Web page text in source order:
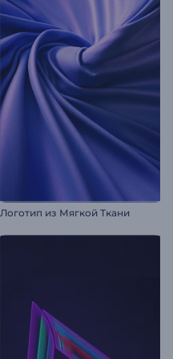
Логотип из Мягкой Ткани